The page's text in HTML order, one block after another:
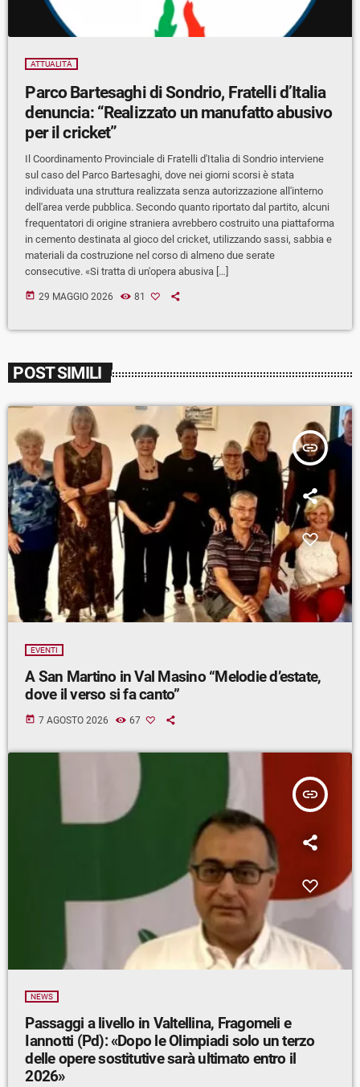
ATTUALITÀ
Parco Bartesaghi di Sondrio, Fratelli d’Italia
denuncia: “Realizzato un manufatto abusivo
per il cricket”
Il Coordinamento Provinciale di Fratelli d'Italia di Sondrio interviene
sul caso del Parco Bartesaghi, dove nei giorni scorsi è stata
individuata una struttura realizzata senza autorizzazione all'interno
dell'area verde pubblica. Secondo quanto riportato dal partito, alcuni
frequentatori di origine straniera avrebbero costruito una piattaforma
in cemento destinata al gioco del cricket, utilizzando sassi, sabbia e
materiali da costruzione nel corso di almeno due serate
consecutive. «Si tratta di un'opera abusiva […]
today 29 MAGGIO 2026 81
POST SIMILI
insert_link
EVENTI
A San Martino in Val Masino “Melodie d’estate,
dove il verso si fa canto”
today 7 AGOSTO 2026 67
insert_link
NEWS
Passaggi a livello in Valtellina, Fragomeli e
Iannotti (Pd): «Dopo le Olimpiadi solo un terzo
delle opere sostitutive sarà ultimato entro il
2026»